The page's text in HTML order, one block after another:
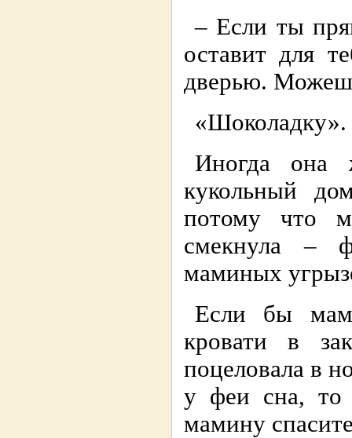
– Если ты
оставит для
дверью.
«Шоколадку».
Иногда она
кукольный
потому что
смекнула –
маминых
Если бы
кровати в
поцеловала в
у феи сна, то
мамину